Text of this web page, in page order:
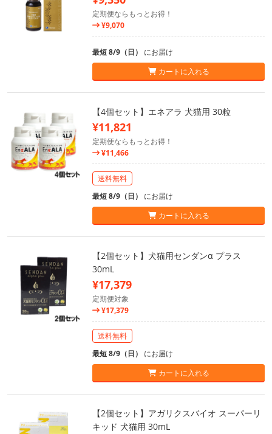
定期便ならもっとお得！
¥9,070
最短 8/9（日） にお届け
カートに入れる
【4個セット】エネアラ 犬猫用 30粒
¥11,821
定期便ならもっとお得！
¥11,466
送料無料
最短 8/9（日） にお届け
カートに入れる
【2個セット】犬猫用センダンα プラス
30mL
¥17,379
定期便対象
¥17,379
送料無料
最短 8/9（日） にお届け
カートに入れる
【2個セット】アガリクスバイオ スーパーリ
キッド 犬猫用 30mL